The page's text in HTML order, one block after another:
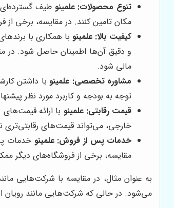
تنوع محصولات: علمینو طیف گسترده‌ای
مکان تامین کنند. در مقایسه، برخی
کیفیت بالا: علمینوبا همکاری با
و دقیق آن‌ها اطمینان حاصل شود. در
مالی شود.
مشاوره تخصصی: علمینوبا داشتن
توجه به بودجه و کاربرد مورد نظر
قیمت رقابتی: علمینو با ارائه
خارجی، می‌تواند قیمت‌های رقابتی‌تری
خدمات پس از فروش: علمینو خدمات
مقایسه، برخی از فروشگاه‌های دیگر
به عنوان مثال، در مقایسه با شرکت‌هایی
می‌شود. در حالی که شرکت‌هایی مانند